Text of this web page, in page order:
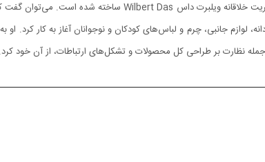
لوازم جانبی، چرم و لباس‌های کودکان و نوجوانان آغاز به کار